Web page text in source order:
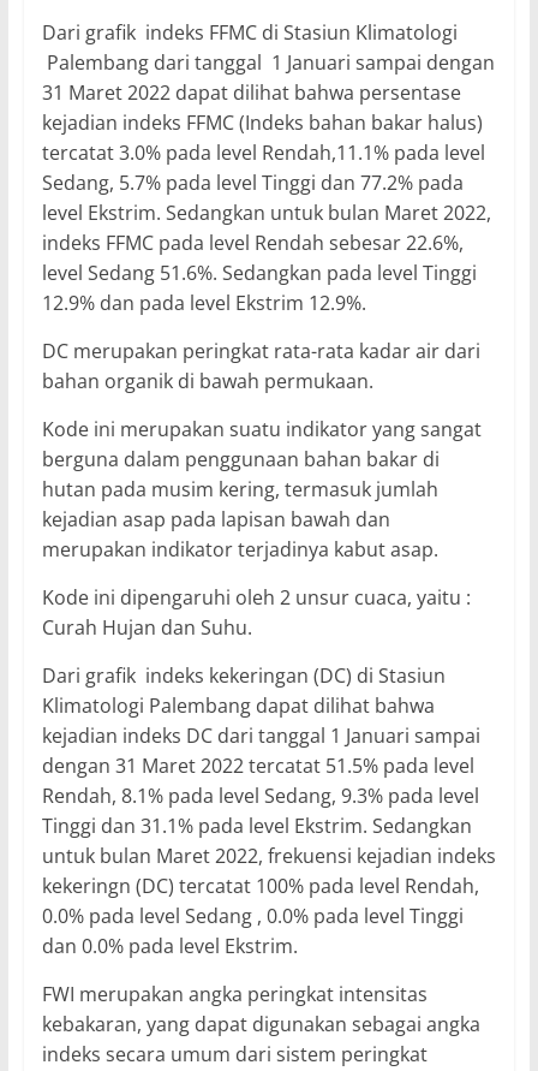
Dari grafik indeks FFMC di Stasiun Klimatologi
Palembang dari tanggal 1 Januari sampai dengan
31 Maret 2022 dapat dilihat bahwa persentase
kejadian indeks FFMC (Indeks bahan bakar halus)
tercatat 3.0% pada level Rendah,11.1% pada level
Sedang, 5.7% pada level Tinggi dan 77.2% pada
level Ekstrim. Sedangkan untuk bulan Maret 2022,
indeks FFMC pada level Rendah sebesar 22.6%,
level Sedang 51.6%. Sedangkan pada level Tinggi
12.9% dan pada level Ekstrim 12.9%.
DC merupakan peringkat rata-rata kadar air dari
bahan organik di bawah permukaan.
Kode ini merupakan suatu indikator yang sangat
berguna dalam penggunaan bahan bakar di
hutan pada musim kering, termasuk jumlah
kejadian asap pada lapisan bawah dan
merupakan indikator terjadinya kabut asap.
Kode ini dipengaruhi oleh 2 unsur cuaca, yaitu :
Curah Hujan dan Suhu.
Dari grafik indeks kekeringan (DC) di Stasiun
Klimatologi Palembang dapat dilihat bahwa
kejadian indeks DC dari tanggal 1 Januari sampai
dengan 31 Maret 2022 tercatat 51.5% pada level
Rendah, 8.1% pada level Sedang, 9.3% pada level
Tinggi dan 31.1% pada level Ekstrim. Sedangkan
untuk bulan Maret 2022, frekuensi kejadian indeks
kekeringn (DC) tercatat 100% pada level Rendah,
0.0% pada level Sedang , 0.0% pada level Tinggi
dan 0.0% pada level Ekstrim.
FWI merupakan angka peringkat intensitas
kebakaran, yang dapat digunakan sebagai angka
indeks secara umum dari sistem peringkat